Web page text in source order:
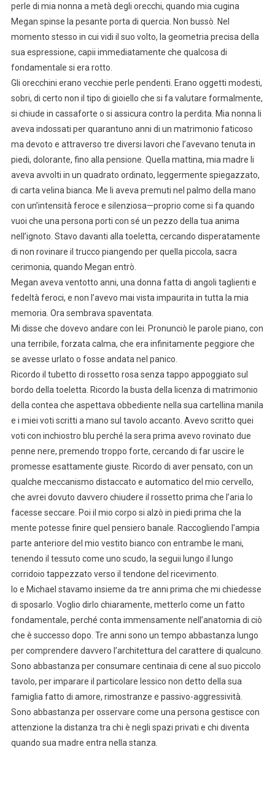
perle di mia nonna a metà degli orecchi, quando mia cugina
Megan spinse la pesante porta di quercia. Non bussò. Nel
momento stesso in cui vidi il suo volto, la geometria precisa della
sua espressione, capii immediatamente che qualcosa di
fondamentale si era rotto.
Gli orecchini erano vecchie perle pendenti. Erano oggetti modesti,
sobri, di certo non il tipo di gioiello che si fa valutare formalmente,
si chiude in cassaforte o si assicura contro la perdita. Mia nonna li
aveva indossati per quarantuno anni di un matrimonio faticoso
ma devoto e attraverso tre diversi lavori che l’avevano tenuta in
piedi, dolorante, fino alla pensione. Quella mattina, mia madre li
aveva avvolti in un quadrato ordinato, leggermente spiegazzato,
di carta velina bianca. Me li aveva premuti nel palmo della mano
con un’intensità feroce e silenziosa—proprio come si fa quando
vuoi che una persona porti con sé un pezzo della tua anima
nell’ignoto. Stavo davanti alla toeletta, cercando disperatamente
di non rovinare il trucco piangendo per quella piccola, sacra
cerimonia, quando Megan entrò.
Megan aveva ventotto anni, una donna fatta di angoli taglienti e
fedeltà feroci, e non l’avevo mai vista impaurita in tutta la mia
memoria. Ora sembrava spaventata.
Mi disse che dovevo andare con lei. Pronunciò le parole piano, con
una terribile, forzata calma, che era infinitamente peggiore che
se avesse urlato o fosse andata nel panico.
Ricordo il tubetto di rossetto rosa senza tappo appoggiato sul
bordo della toeletta. Ricordo la busta della licenza di matrimonio
della contea che aspettava obbediente nella sua cartellina manila
e i miei voti scritti a mano sul tavolo accanto. Avevo scritto quei
voti con inchiostro blu perché la sera prima avevo rovinato due
penne nere, premendo troppo forte, cercando di far uscire le
promesse esattamente giuste. Ricordo di aver pensato, con un
qualche meccanismo distaccato e automatico del mio cervello,
che avrei dovuto davvero chiudere il rossetto prima che l’aria lo
facesse seccare. Poi il mio corpo si alzò in piedi prima che la
mente potesse finire quel pensiero banale. Raccogliendo l’ampia
parte anteriore del mio vestito bianco con entrambe le mani,
tenendo il tessuto come uno scudo, la seguii lungo il lungo
corridoio tappezzato verso il tendone del ricevimento.
Io e Michael stavamo insieme da tre anni prima che mi chiedesse
di sposarlo. Voglio dirlo chiaramente, metterlo come un fatto
fondamentale, perché conta immensamente nell’anatomia di ciò
che è successo dopo. Tre anni sono un tempo abbastanza lungo
per comprendere davvero l’architettura del carattere di qualcuno.
Sono abbastanza per consumare centinaia di cene al suo piccolo
tavolo, per imparare il particolare lessico non detto della sua
famiglia fatto di amore, rimostranze e passivo-aggressività.
Sono abbastanza per osservare come una persona gestisce con
attenzione la distanza tra chi è negli spazi privati e chi diventa
quando sua madre entra nella stanza.